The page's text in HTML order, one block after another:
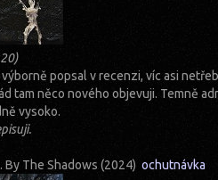
popsal v recenzi, víc asi
tam něco nového objevuji. Temně
vysoko.
By The Shadows (2024) ochutnávka